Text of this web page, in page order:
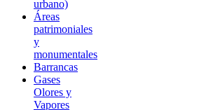
urbano)
Áreas
patrimoniales
y
monumentales
Barrancas
Gases
Olores y
Vapores